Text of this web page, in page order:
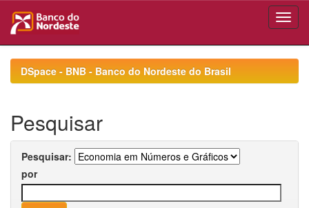
navigationDSpace - BNB - Banco do Nordeste do Brasil
Pesquisar
Pesquisar:
por